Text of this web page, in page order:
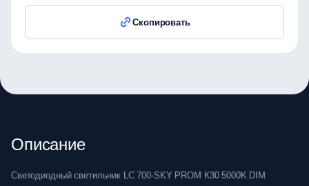
Скопировать
Описание
Светодиодный светильник LC 700-SKY PROM К30 5000K DIM